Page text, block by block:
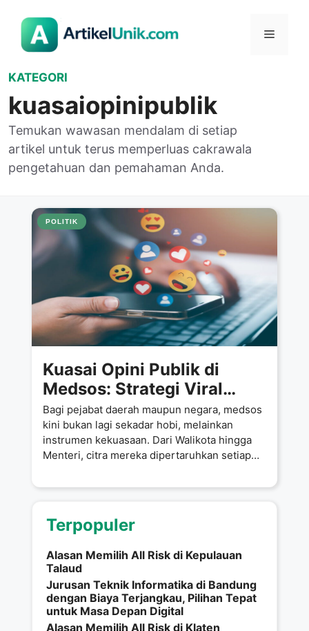
Menu
KATEGORI
kuasaiopinipublik
Temukan wawasan mendalam di setiap
artikel untuk terus memperluas cakrawala
pengetahuan dan pemahaman Anda.
POLITIK
Kuasai Opini Publik di
Medsos: Strategi Viral
Pejabat Tanpa Robot,
Hanya dengan Manusia
Asli
Bagi pejabat daerah maupun negara, medsos
kini bukan lagi sekadar hobi, melainkan
instrumen kekuasaan. Dari Walikota hingga
Menteri, citra mereka dipertaruhkan setiap
Terpopuler
Alasan Memilih All Risk di Kepulauan
Talaud
Jurusan Teknik Informatika di Bandung
dengan Biaya Terjangkau, Pilihan Tepat
untuk Masa Depan Digital
Alasan Memilih All Risk di Klaten